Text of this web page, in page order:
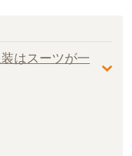
はスーツが一